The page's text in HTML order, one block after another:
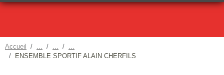
Accueil
ENSEMBLE SPORTIF ALAIN CHERFILS